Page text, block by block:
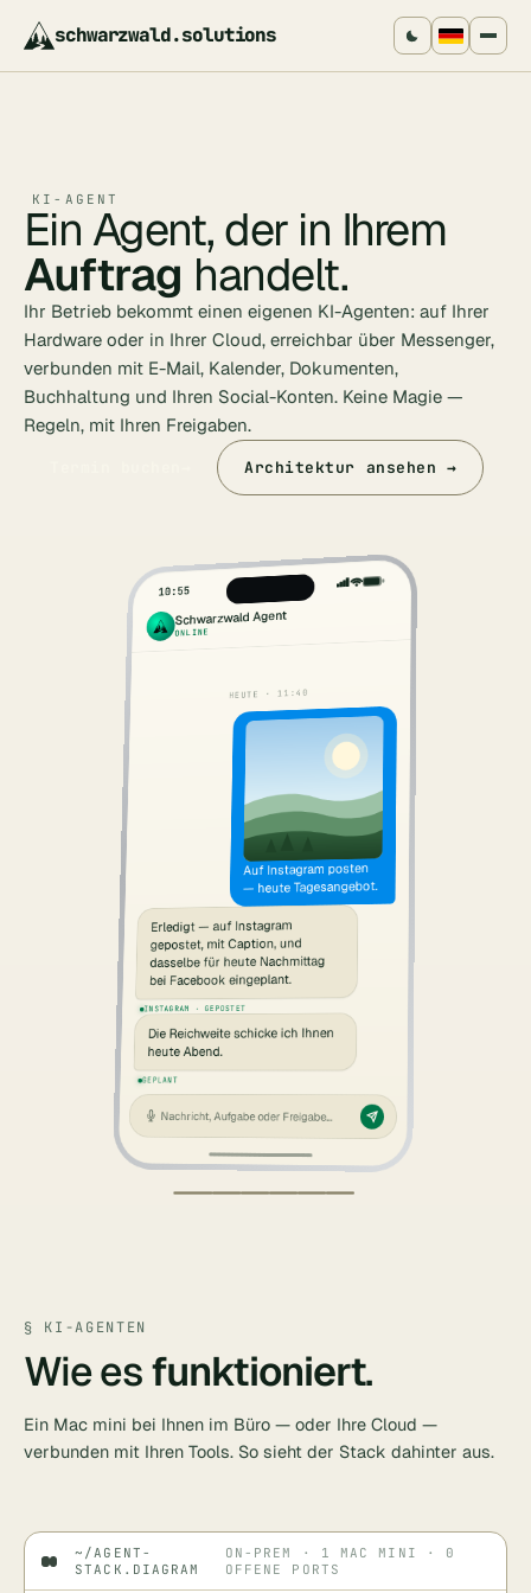
schwarzwald.solutions
KI-AGENT
Ein Agent, der in Ihrem
Auftrag handelt.
Ihr Betrieb bekommt einen eigenen KI-Agenten: auf Ihrer
Hardware oder in Ihrer Cloud, erreichbar über Messenger,
verbunden mit E-Mail, Kalender, Dokumenten,
Buchhaltung und Ihren Social-Konten. Keine Magie —
Regeln, mit Ihren Freigaben.
Architektur ansehen →
10:55
Schwarzwald Agent
ONLINE
HEUTE · 11:40
Auf Instagram posten
— heute Tagesangebot.
Erledigt — auf Instagram
gepostet, mit Caption, und
dasselbe für heute Nachmittag
bei Facebook eingeplant.
INSTAGRAM · GEPOSTET
Die Reichweite schicke ich Ihnen
heute Abend.
GEPLANT
Nachricht, Aufgabe oder Freigabe…
§ KI-AGENTEN
Wie esfunktioniert.
Ein Mac mini bei Ihnen im Büro — oder Ihre Cloud —
verbunden mit Ihren Tools. So sieht der Stack dahinter aus.
~/AGENT-
STACK.DIAGRAM
ON-PREM · 1 MAC MINI · 0
OFFENE PORTS